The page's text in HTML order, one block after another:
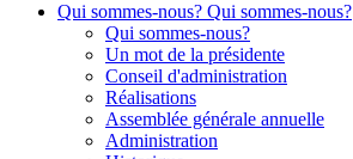
Qui sommes-nous? Qui sommes-nous?
Qui sommes-nous?
Un mot de la présidente
Conseil d'administration
Réalisations
Assemblée générale annuelle
Administration